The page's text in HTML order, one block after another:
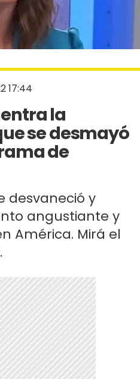
17:44
la
se desmayó
de
desvaneció y
angustiante y
América. Mirá el